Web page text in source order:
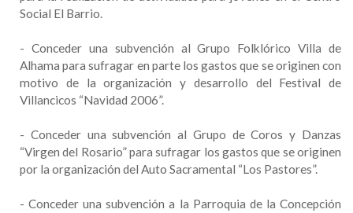
Social El Barrio.
- Conceder una subvención al Grupo Folklórico Villa de
Alhama para sufragar en parte los gastos que se originen con
motivo de la organización y desarrollo del Festival de
Villancicos “Navidad 2006”.
- Conceder una subvención al Grupo de Coros y Danzas
“Virgen del Rosario” para sufragar los gastos que se originen
por la organización del Auto Sacramental “Los Pastores”.
- Conceder una subvención a la Parroquia de la Concepción